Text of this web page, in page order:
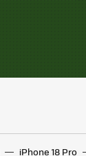
iPhone 18 Pro